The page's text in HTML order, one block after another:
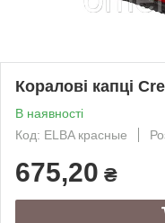
Коралові капці
В наявності
Код: ELBA красные
675,20 ₴